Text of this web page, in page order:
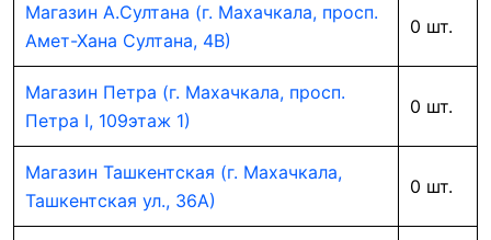
Магазин А.Султана (г. Махачкала, просп.
Амет-Хана Султана, 4В)
0 шт.
Магазин Петра (г. Махачкала, просп.
Петра I, 109этаж 1)
0 шт.
Магазин Ташкентская (г. Махачкала,
Ташкентская ул., 36А)
0 шт.